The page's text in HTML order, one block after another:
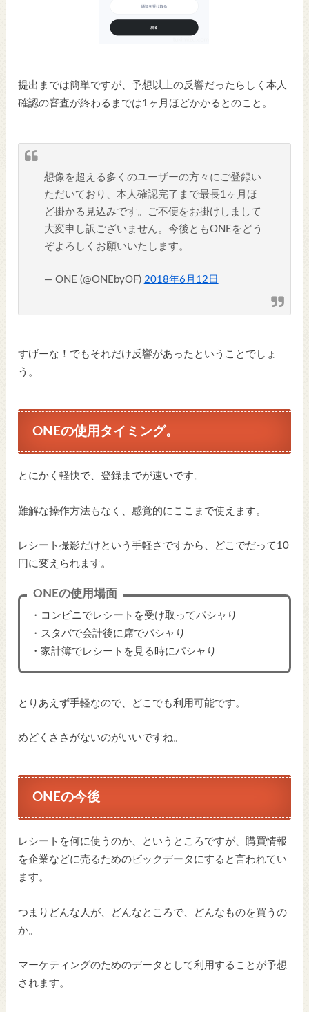
提出までは簡単ですが、予想以上の反響だったらしく本人
確認の審査が終わるまでは1ヶ月ほどかかるとのこと。
想像を超える多くのユーザーの方々にご登録い
ただいており、本人確認完了まで最長1ヶ月ほ
ど掛かる見込みです。ご不便をお掛けしまして
大変申し訳ございません。今後ともONEをどう
ぞよろしくお願いいたします。
— ONE (@ONEbyOF) 2018年6月12日
すげーな！でもそれだけ反響があったということでしょ
う。
ONEの使用タイミング。
とにかく軽快で、登録までが速いです。
難解な操作方法もなく、感覚的にここまで使えます。
レシート撮影だけという手軽さですから、どこでだって10
円に変えられます。
ONEの使用場面
・コンビニでレシートを受け取ってパシャり
・スタバで会計後に席でパシャり
・家計簿でレシートを見る時にパシャり
とりあえず手軽なので、どこでも利用可能です。
めどくささがないのがいいですね。
ONEの今後
レシートを何に使うのか、というところですが、購買情報
を企業などに売るためのビックデータにすると言われてい
ます。
つまりどんな人が、どんなところで、どんなものを買うの
か。
マーケティングのためのデータとして利用することが予想
されます。